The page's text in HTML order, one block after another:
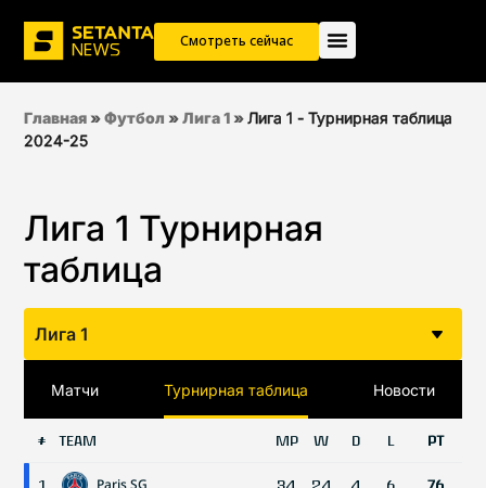
Смотреть сейчас
Главная»Футбол »Лига 1»Лига 1 - Турнирная таблица
2024-25
Лига 1 Турнирная
таблица
Лига 1
Матчи Турнирная таблица Новости
# TEAM MP W D L PT
1 34 24 4 6 76